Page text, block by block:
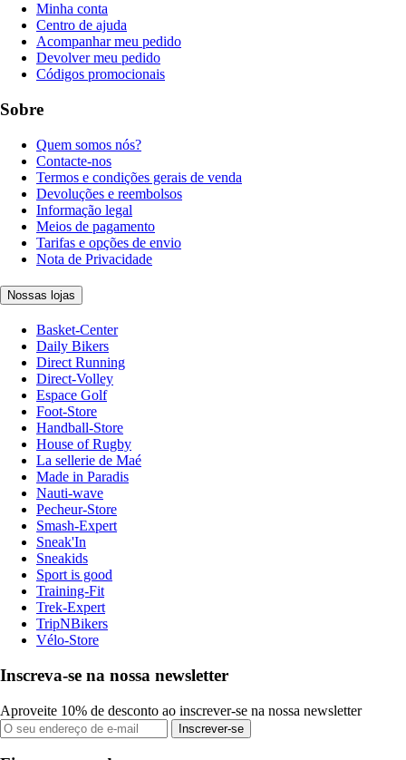
Minha conta
Centro de ajuda
Acompanhar meu pedido
Devolver meu pedido
Códigos promocionais
Sobre
Quem somos nós?
Contacte-nos
Termos e condições gerais de venda
Devoluções e reembolsos
Informação legal
Meios de pagamento
Tarifas e opções de envio
Nota de Privacidade
Nossas lojas
Basket-Center
Daily Bikers
Direct Running
Direct-Volley
Espace Golf
Foot-Store
Handball-Store
House of Rugby
La sellerie de Maé
Made in Paradis
Nauti-wave
Pecheur-Store
Smash-Expert
Sneak'In
Sneakids
Sport is good
Training-Fit
Trek-Expert
TripNBikers
Vélo-Store
Inscreva-se na nossa newsletter
Aproveite 10% de desconto ao inscrever-se na nossa newsletter
Inscrever-se